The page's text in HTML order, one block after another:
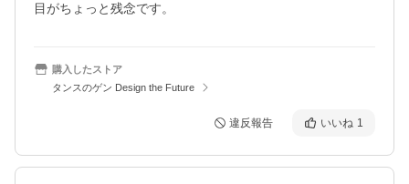
目がちょっと残念です。
購入したストア
タンスのゲン Design the Future
違反報告 いいね 1